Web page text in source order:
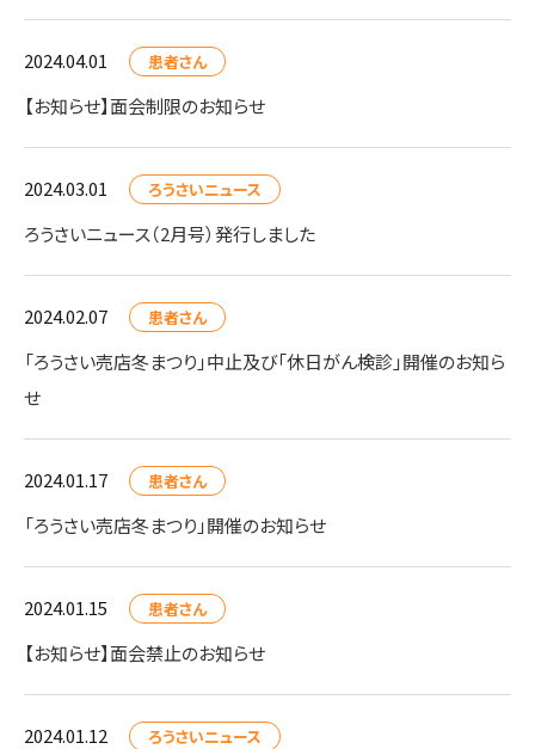
2024.04.01 患者さん
【お知らせ】面会制限のお知らせ
2024.03.01 ろうさいニュース
ろうさいニュース（2月号）発行しました
2024.02.07 患者さん
「ろうさい売店冬まつり」中止及び「休日がん検診」開催のお知ら
せ
2024.01.17 患者さん
「ろうさい売店冬まつり」開催のお知らせ
2024.01.15 患者さん
【お知らせ】面会禁止のお知らせ
2024.01.12 ろうさいニュース